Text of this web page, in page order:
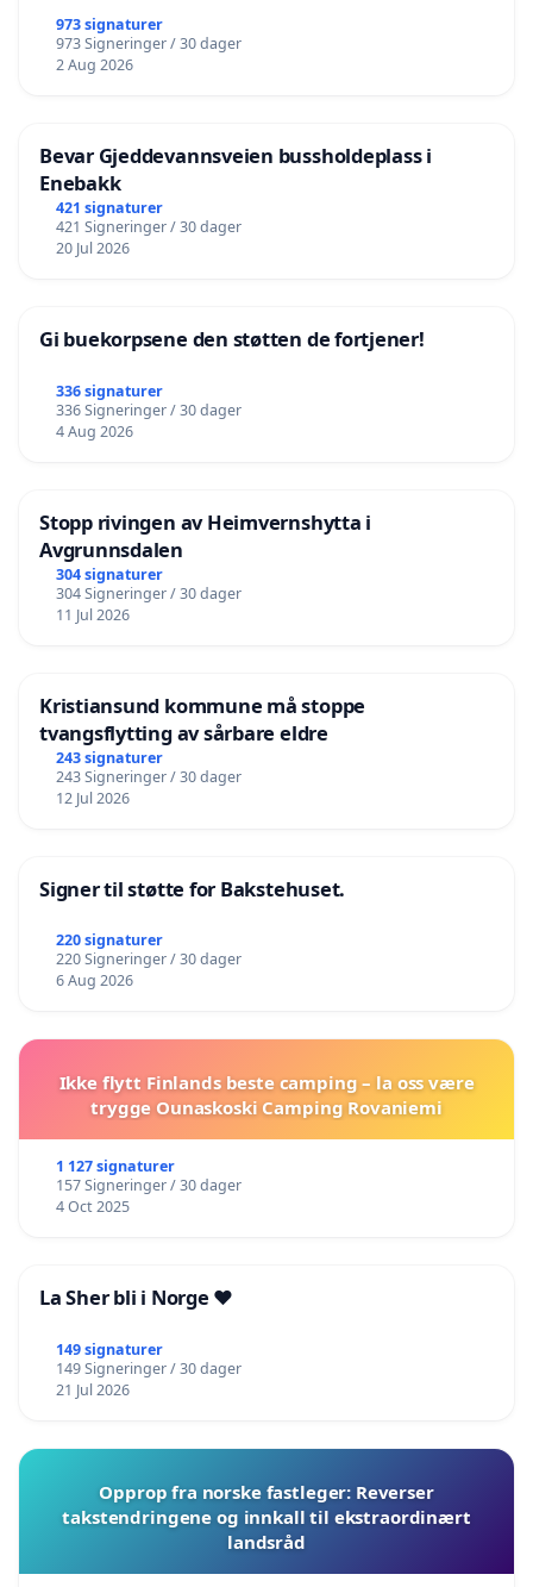
973 signaturer
973 Signeringer / 30 dager
2 Aug 2026
Bevar Gjeddevannsveien bussholdeplass i
Enebakk
421 signaturer
421 Signeringer / 30 dager
20 Jul 2026
Gi buekorpsene den støtten de fortjener!
336 signaturer
336 Signeringer / 30 dager
4 Aug 2026
Stopp rivingen av Heimvernshytta i
Avgrunnsdalen
304 signaturer
304 Signeringer / 30 dager
11 Jul 2026
Kristiansund kommune må stoppe
tvangsflytting av sårbare eldre
243 signaturer
243 Signeringer / 30 dager
12 Jul 2026
Signer til støtte for Bakstehuset.
220 signaturer
220 Signeringer / 30 dager
6 Aug 2026
Ikke flytt Finlands beste camping – la oss være
trygge Ounaskoski Camping Rovaniemi
1 127 signaturer
157 Signeringer / 30 dager
4 Oct 2025
La Sher bli i Norge ❤️
149 signaturer
149 Signeringer / 30 dager
21 Jul 2026
Opprop fra norske fastleger: Reverser
takstendringene og innkall til ekstraordinært
landsråd